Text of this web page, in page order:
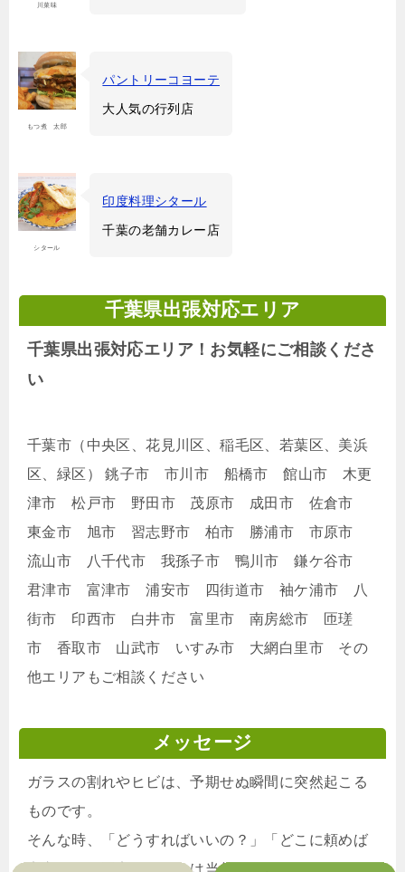
川菜味
もつ煮 太郎
パントリーコヨーテ
大人気の行列店
シタール
印度料理シタール
千葉の老舗カレー店
千葉県出張対応エリア
千葉県出張対応エリア！お気軽にご相談くださ
い
千葉市（中央区、花見川区、稲毛区、若葉区、美浜
区、緑区） 銚子市 市川市 船橋市 館山市 木更
津市 松戸市 野田市 茂原市 成田市 佐倉市
東金市 旭市 習志野市 柏市 勝浦市 市原市
流山市 八千代市 我孫子市 鴨川市 鎌ケ谷市
君津市 富津市 浦安市 四街道市 袖ケ浦市 八
街市 印西市 白井市 富里市 南房総市 匝瑳
市 香取市 山武市 いすみ市 大網白里市 その
他エリアもご相談ください
メッセージ
ガラスの割れやヒビは、予期せぬ瞬間に突然起こる
ものです。
そんな時、「どうすればいいの？」「どこに頼めば
安心？」と不安になるのは当然のこと。